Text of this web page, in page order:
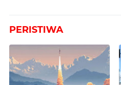
PERISTIWA